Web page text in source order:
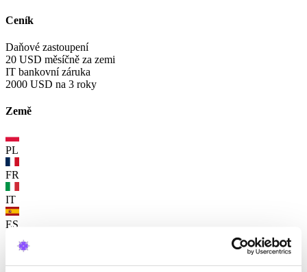
Ceník
Daňové zastoupení
20 USD měsíčně za zemi
IT bankovní záruka
2000 USD na 3 roky
Země
PL
FR
IT
ES
Recyklace obalů - EPR